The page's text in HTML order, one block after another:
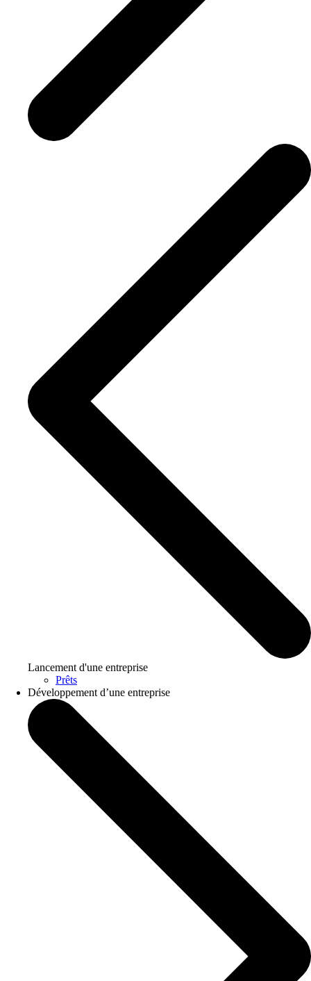
Lancement d'une entreprise
Prêts
Développement d’une entreprise